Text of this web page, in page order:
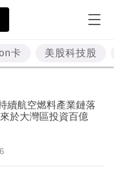
卡 美股科技股
續航空燃料產業鏈落
來於大灣區投資百億